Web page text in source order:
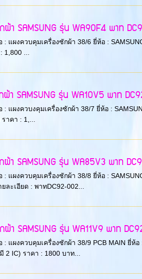
ผ้า SAMSUNG รุ่น WA90F4 พาท
: แผงควบคุมเครื่องซักผ้า 38/6 ยี่ห้อ :
1,800 ...
า SAMSUNG รุ่น WA10V5 พาท
: แผงควบงคุมเครื่องซักผ้า 38/7 ยี่ห้อ :
าคา : 1,...
า SAMSUNG รุ่น WA85V3 พาท
: แผงควบคุมเครื่องซักผ้า 38/8 ยี่ห้อ :
ละเอียด : พาทDC92-002...
า SAMSUNG รุ่น WA11V9 พาท
: แผงควบคุมเครื่องซักผ้า 38/9 PCB MAIN ยี่ห้อ
2 IC) ราคา : 1800 บาท...